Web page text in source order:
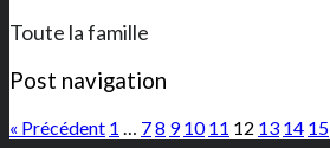
Toute la famille
Post navigation
« Précédent 1 … 78 9 10 11 12 13 14 15